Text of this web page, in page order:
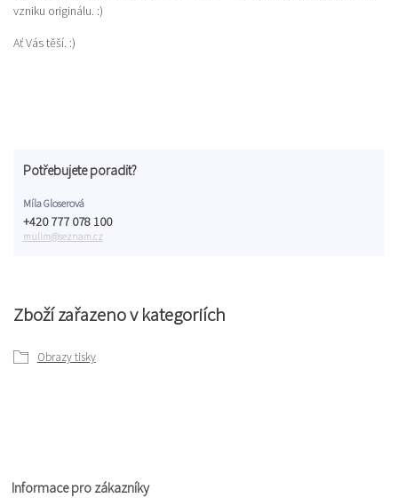
vzniku originálu. :)
Ať Vás těší. :)
Zboží zařazeno v kategoriích
Obrazy tisky
Potřebujete poradit?
Míla Gloserová
+420 777 078 100
mulim@seznam.cz
Informace pro zákazníky